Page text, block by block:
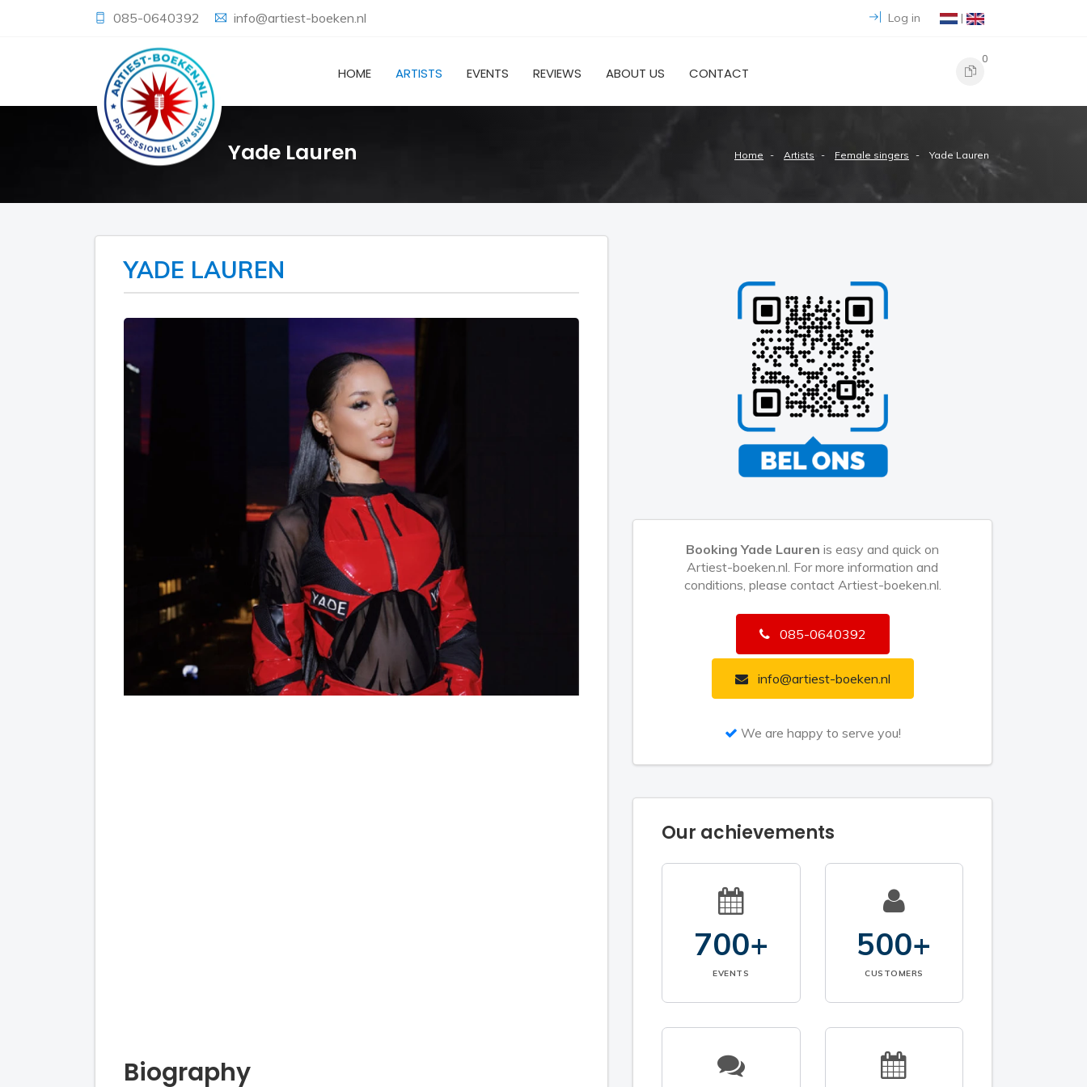
085-0640392 info@artiest-boeken.nl Log in |
HOME ARTISTS EVENTS REVIEWS ABOUT US CONTACT
0
Yade Lauren Home Artists Female singers Yade Lauren
YADE LAUREN
Biography
Booking Yade Lauren is easy and quick on
Artiest-boeken.nl. For more information and
conditions, please contact Artiest-boeken.nl.
085-0640392
info@artiest-boeken.nl
We are happy to serve you!
Our achievements
700+
EVENTS
500+
CUSTOMERS